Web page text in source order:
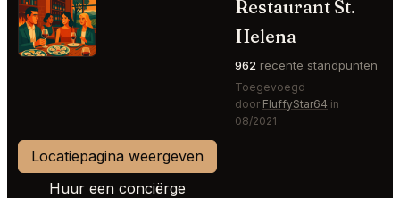
⭐
Restaurant St.
Helena
962 recente standpunten
Toegevoegd
door FluffyStar64 in
08/2021
Locatiepagina weergeven
Huur een conciërge